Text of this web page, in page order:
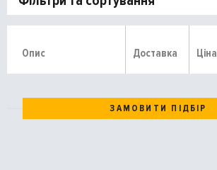
Опис Доставка Ціна
ЗАМОВИТИ ПІДБІР